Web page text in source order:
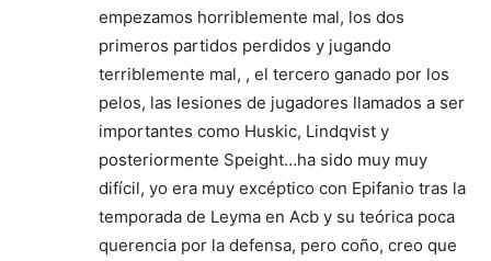
empezamos horriblemente mal, los dos
primeros partidos perdidos y jugando
terriblemente mal, , el tercero ganado por los
pelos, las lesiones de jugadores llamados a ser
importantes como Huskic, Lindqvist y
posteriormente Speight…ha sido muy muy
difícil, yo era muy excéptico con Epifanio tras la
temporada de Leyma en Acb y su teórica poca
querencia por la defensa, pero coño, creo que